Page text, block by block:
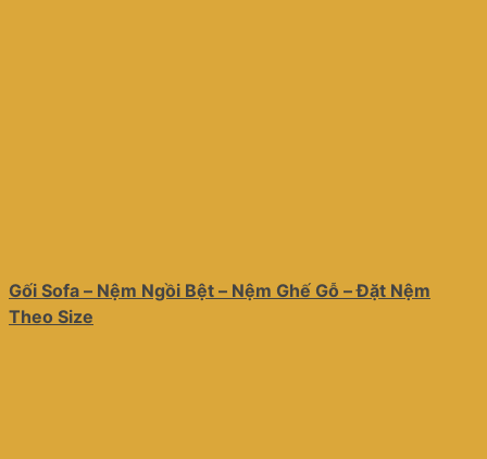
Gối Sofa – Nệm Ngồi Bệt – Nệm Ghế Gỗ – Đặt Nệm
Theo Size